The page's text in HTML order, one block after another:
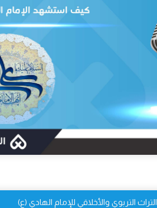
التراث التربوي والأخلاقي للإمام الهادي (ع)